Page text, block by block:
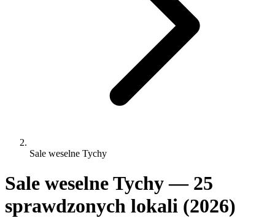
Sale weselne Tychy
Sale weselne Tychy — 25
sprawdzonych lokali (2026)